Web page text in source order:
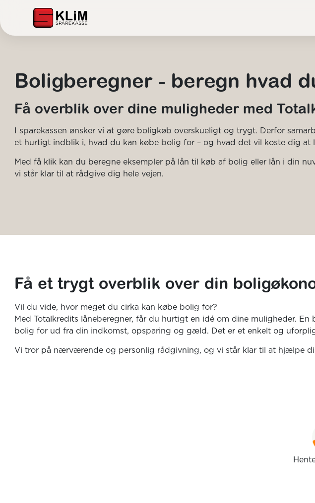
Boligberegner - beregn hvad
Få overblik over dine muligheder med
I sparekassen ønsker vi at gøre boligkøb overskueligt og trygt. Derfor
et hurtigt indblik i, hvad du kan købe bolig for – og hvad det vil koste dig at
Med få klik kan du beregne eksempler på lån til køb af bolig eller lån i din
vi står klar til at rådgive dig hele vejen.
Få et trygt overblik over din
Vil du vide, hvor meget du cirka kan købe bolig for?
Med Totalkredits låneberegner, får du hurtigt en idé om dine muligheder.
bolig for ud fra din indkomst, opsparing og gæld. Det er et enkelt og
Vi tror på nærværende og personlig rådgivning, og vi står klar til at hjælpe